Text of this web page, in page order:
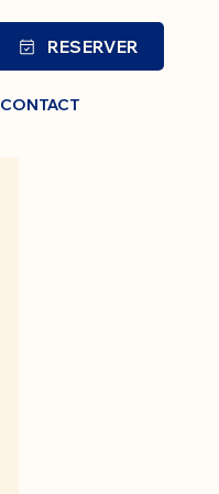
RESERVER
CONTACT